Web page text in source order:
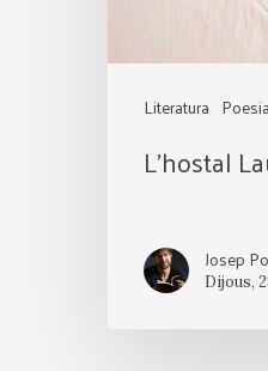
Literatura Poesia
L’hostal
Josep
Dijous,